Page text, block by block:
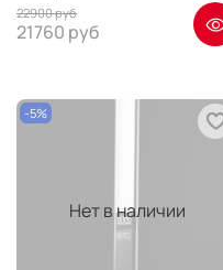
22900 руб
21760 руб
Нет в наличии
-5%